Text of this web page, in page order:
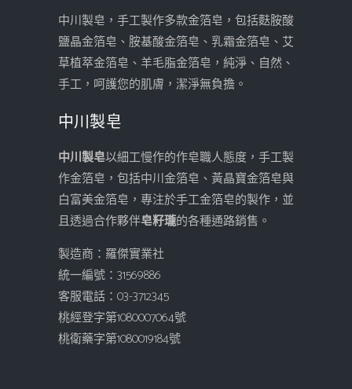
中川製皂，手工製作多款金箔皂，包括麩胺酸
鹽晶金箔皂、胺基酸金箔皂、乳霜金箔皂、艾
草植萃金箔皂、羊毛脂金箔皂，純淨、自然、
手工，呵護您的肌膚，潔淨無負擔。
中川製皂
中川製皂以細工慢作的作皂職人態度，手工製
作金箔皂，包括中川金箔皂、黃晶寶金箔皂與
白富美金箔皂，專注於手工金箔皂的製作，並
且透過合作夥伴皂籽瓏的各種通路銷售。
製造商：羅傑實業社
統一編號：31569886
客服電話：03-3712345
桃經登字第1080007064號
桃衛藥字第1080019184號